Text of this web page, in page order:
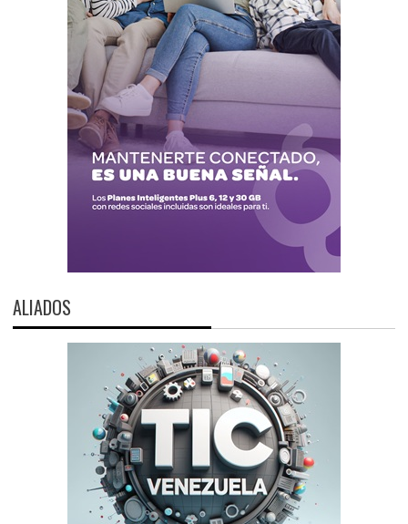
ALIADOS